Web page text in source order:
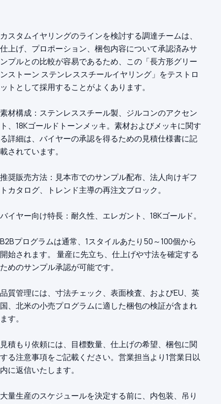
カスタムイヤリングのラインを検討する調達チームは、
仕上げ、プロポーション、梱包内容について承認済みサ
ンプルとの比較が容易であるため、この「長方形グリー
ンストーン ステンレススチールイヤリング」をテストロ
ットとして採用することがよくあります。
素材構成：ステンレススチール製、ジルコンのアクセン
ト、18Kゴールドトーンメッキ。素材およびメッキに関す
る詳細は、バイヤーの承認を得るための見積仕様書に記
載されています。
推奨販売方法：見本市でのサンプル配布、法人向けギフ
トカタログ、トレンド主導の再注文ブロック。
バイヤー向け特長：耐久性、エレガント、18Kゴールド。
B2Bプログラムは通常、1スタイルあたり50～100個から
開始されます。 量産に先立ち、仕上げや寸法を確定する
ためのサンプル承認が可能です。
品質管理には、寸法チェック、表面検査、およびEU、英
国、北米の小売プログラムに適した梱包の検証が含まれ
ます。
見積もり依頼には、目標数量、仕上げの希望、梱包に関
する注意事項をご記載ください。営業担当より1営業日以
内に返信いたします。
大量生産のスケジュールを決定する前に、内包装、吊り